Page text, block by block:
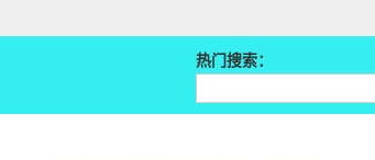
热门搜索：